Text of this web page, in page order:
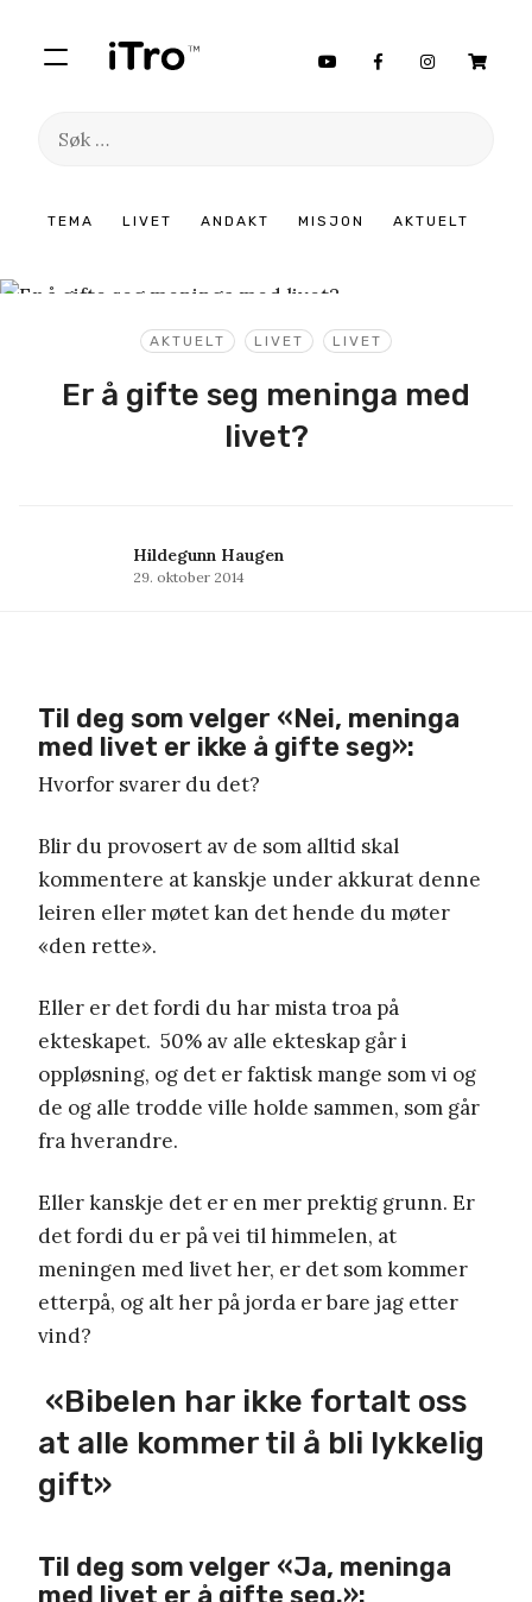
TEMA LIVET ANDAKT MISJON AKTUELT
Søk
AKTUELT LIVET LIVET
Er å gifte seg meninga med
livet?
Hildegunn Haugen
29. oktober 2014
Til deg som velger «Nei, meninga
med livet er ikke å gifte seg»:
Hvorfor svarer du det?
Blir du provosert av de som alltid skal
kommentere at kanskje under akkurat denne
leiren eller møtet kan det hende du møter
«den rette».
Eller er det fordi du har mista troa på
ekteskapet. 50% av alle ekteskap går i
oppløsning, og det er faktisk mange som vi og
de og alle trodde ville holde sammen, som går
fra hverandre.
Eller kanskje det er en mer prektig grunn. Er
det fordi du er på vei til himmelen, at
meningen med livet her, er det som kommer
etterpå, og alt her på jorda er bare jag etter
vind?
«Bibelen har ikke fortalt oss
at alle kommer til å bli lykkelig
gift»
Til deg som velger «Ja, meninga
med livet er å gifte seg.»: